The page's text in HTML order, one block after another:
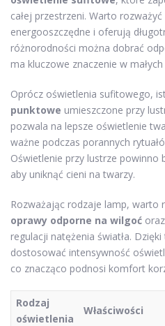
całej przestrzeni. Warto
energooszczędne i oferują
różnorodności można dobrać
ma kluczowe znaczenie w
Oprócz oświetlenia sufitowego,
punktowe umieszczone przy
pozwala na lepsze oświetlenie
ważne podczas porannych
Oświetlenie przy lustrze powinno
aby uniknąć cieni na twarzy.
Rozważając rodzaje lamp, warto
oprawy odporne na wilgoć
regulacji natężenia światła.
dostosować intensywność
co znacząco podnosi komfort
Rodzaj
oświetlenia
Właściwości